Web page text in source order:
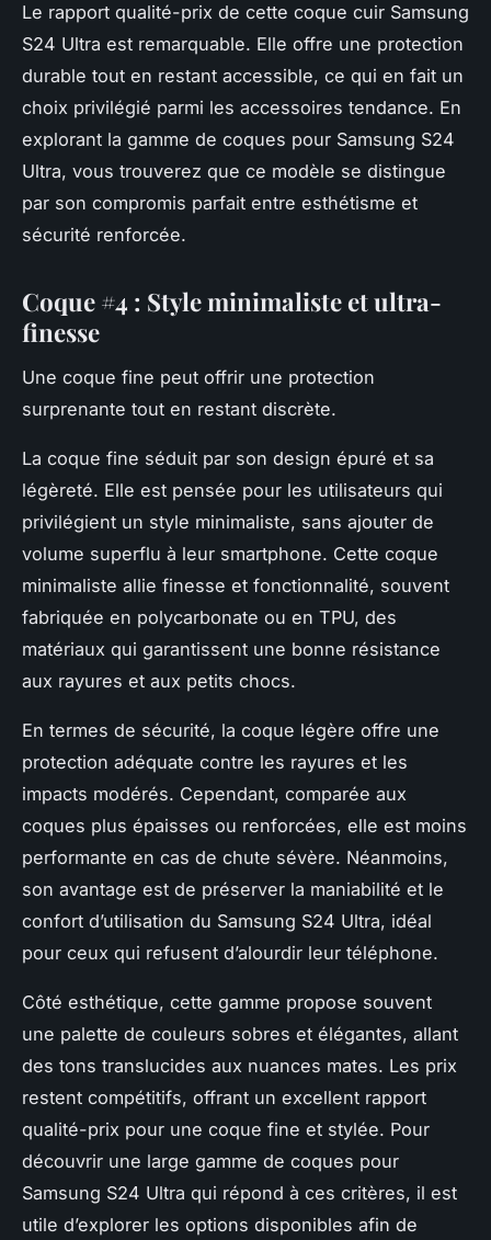
Le rapport qualité-prix de cette coque cuir Samsung
S24 Ultra est remarquable. Elle offre une protection
durable tout en restant accessible, ce qui en fait un
choix privilégié parmi les accessoires tendance. En
explorant la gamme de coques pour Samsung S24
Ultra, vous trouverez que ce modèle se distingue
par son compromis parfait entre esthétisme et
sécurité renforcée.
Coque #4 : Style minimaliste et ultra-
finesse
Une coque fine peut offrir une protection
surprenante tout en restant discrète.
La coque fine séduit par son design épuré et sa
légèreté. Elle est pensée pour les utilisateurs qui
privilégient un style minimaliste, sans ajouter de
volume superflu à leur smartphone. Cette coque
minimaliste allie finesse et fonctionnalité, souvent
fabriquée en polycarbonate ou en TPU, des
matériaux qui garantissent une bonne résistance
aux rayures et aux petits chocs.
En termes de sécurité, la coque légère offre une
protection adéquate contre les rayures et les
impacts modérés. Cependant, comparée aux
coques plus épaisses ou renforcées, elle est moins
performante en cas de chute sévère. Néanmoins,
son avantage est de préserver la maniabilité et le
confort d’utilisation du Samsung S24 Ultra, idéal
pour ceux qui refusent d’alourdir leur téléphone.
Côté esthétique, cette gamme propose souvent
une palette de couleurs sobres et élégantes, allant
des tons translucides aux nuances mates. Les prix
restent compétitifs, offrant un excellent rapport
qualité-prix pour une coque fine et stylée. Pour
découvrir une large gamme de coques pour
Samsung S24 Ultra qui répond à ces critères, il est
utile d’explorer les options disponibles afin de